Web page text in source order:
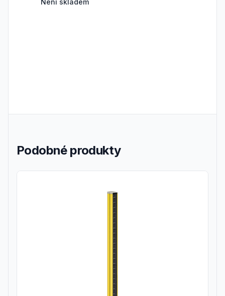
Není skladem
Podobné produkty